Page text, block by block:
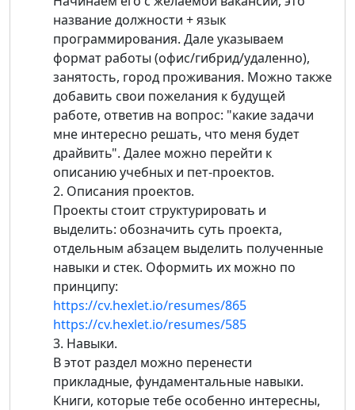
название должности + язык
программирования. Дале указываем
формат работы (офис/гибрид/удаленно),
занятость, город проживания. Можно также
добавить свои пожелания к будущей
работе, ответив на вопрос: "какие задачи
мне интересно решать, что меня будет
драйвить". Далее можно перейти к
описанию учебных и пет-проектов.
2. Описания проектов.
Проекты стоит структурировать и
выделить: обозначить суть проекта,
отдельным абзацем выделить полученные
навыки и стек. Оформить их можно по
принципу:
https://cv.hexlet.io/resumes/865
https://cv.hexlet.io/resumes/585
3. Навыки.
В этот раздел можно перенести
прикладные, фундаментальные навыки.
Книги, которые тебе особенно интересны,